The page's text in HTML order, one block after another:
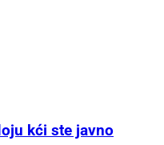
kći ste javno